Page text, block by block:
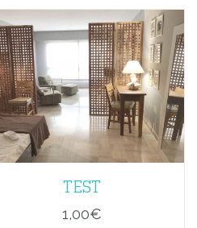
TEST
1,00€